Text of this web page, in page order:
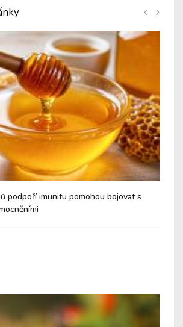
podpoří imunitu pomohou bojovat s